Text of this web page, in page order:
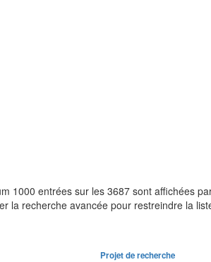
1000 entrées sur les 3687 sont affichées
la recherche avancée pour restreindre la
Projet de recherche